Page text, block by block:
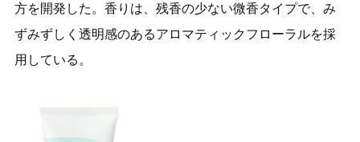
方を開発した。香りは、残香の少ない微香タイプで、み
ずみずしく透明感のあるアロマティックフローラルを採
用している。